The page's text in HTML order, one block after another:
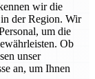
wir die
der Region. Wir
um die
Ob
unser
an, um Ihnen